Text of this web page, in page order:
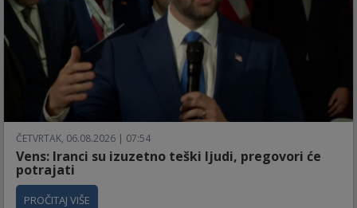
ČETVRTAK, 06.08.2026 | 07:54
Vens: Iranci su izuzetno teški ljudi, pregovori će
potrajati
PROČITAJ VIŠE